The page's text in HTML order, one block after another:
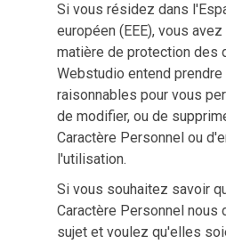
Si vous résidez dans
européen (EEE), vous
matière de protection des
Webstudio entend
raisonnables pour vous
de modifier, ou de
Caractère Personnel ou
l'utilisation.
Si vous souhaitez savoir
Caractère Personnel nous
sujet et voulez qu'elles